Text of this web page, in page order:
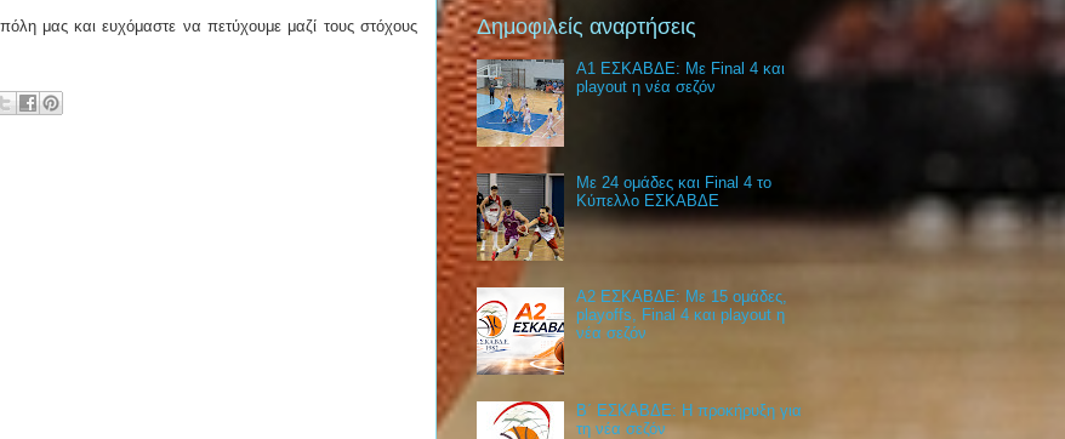
μας και ευχόμαστε να πετύχουμε μαζί τους στόχους
Δημοφιλείς αναρτήσεις
Α1 ΕΣΚΑΒΔΕ: Με Final 4 και
playout η νέα σεζόν
Με 24 ομάδες και Final 4 το
Κύπελλο ΕΣΚΑΒΔΕ
Α2 ΕΣΚΑΒΔΕ: Με 15 ομάδες,
playoffs, Final 4 και playout η
νέα σεζόν
Β΄ ΕΣΚΑΒΔΕ: Η προκήρυξη για
τη νέα σεζόν